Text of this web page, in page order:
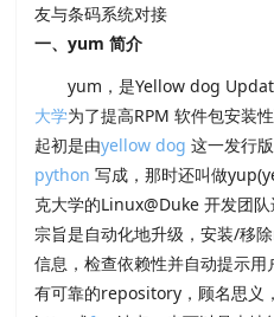
友与条码系统对接
一、yum 简介
yum，是Yellow dog
大学为了提高RPM 软件包安装
起初是由yellow dog 这一发行
python 写成，那时还叫做
克大学的Linux@Duke 开发团
宗旨是自动化地升级，安装/移
信息，检查依赖性并自动提示
有可靠的repository，顾名思义